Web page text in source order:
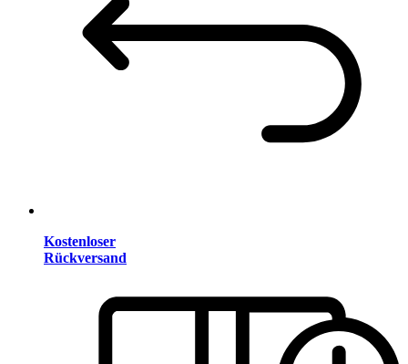
Kostenloser
Rückversand